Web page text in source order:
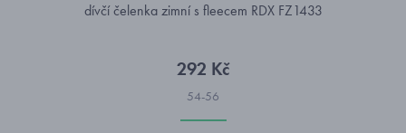
dívčí čelenka zimní s fleecem RDX FZ1433
292 Kč
54-56